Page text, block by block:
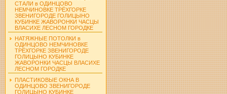
СТАЛИ в ОДИНЦОВО
НЕМЧИНОВКЕ ТРЁХГОРКЕ
ЗВЕНИГОРОДЕ ГОЛИЦЫНО
КУБИНКЕ ЖАВОРОНКИ ЧАСЦЫ
ВЛАСИХЕ ЛЕСНОМ ГОРОДКЕ
НАТЯЖНЫЕ ПОТОЛКИ в
ОДИНЦОВО НЕМЧИНОВКЕ
ТРЁХГОРКЕ ЗВЕНИГОРОДЕ
ГОЛИЦЫНО КУБИНКЕ
ЖАВОРОНКИ ЧАСЦЫ ВЛАСИХЕ
ЛЕСНОМ ГОРОДКЕ
ПЛАСТИКОВЫЕ ОКНА В
ОДИНЦОВО ЗВЕНИГОРОДЕ
ГОЛИЦЫНО КУБИНКЕ